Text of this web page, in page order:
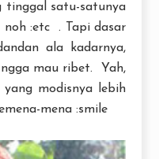
tinggal satu-satunya
noh :etc . Tapi dasar
ala kadarnya,
mau ribet. Yah,
modisnya lebih
mena :smile